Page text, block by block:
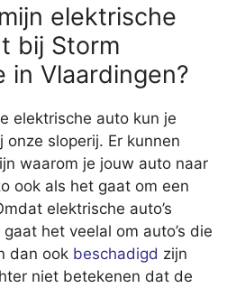
elektrische
bij Storm
in Vlaardingen?
elektrische auto kun je
sloperij. Er kunnen
waarom je jouw auto naar
ook als het gaat om een
elektrische auto’s
het veelal om auto’s die
dan ook beschadigd zijn
niet betekenen dat de